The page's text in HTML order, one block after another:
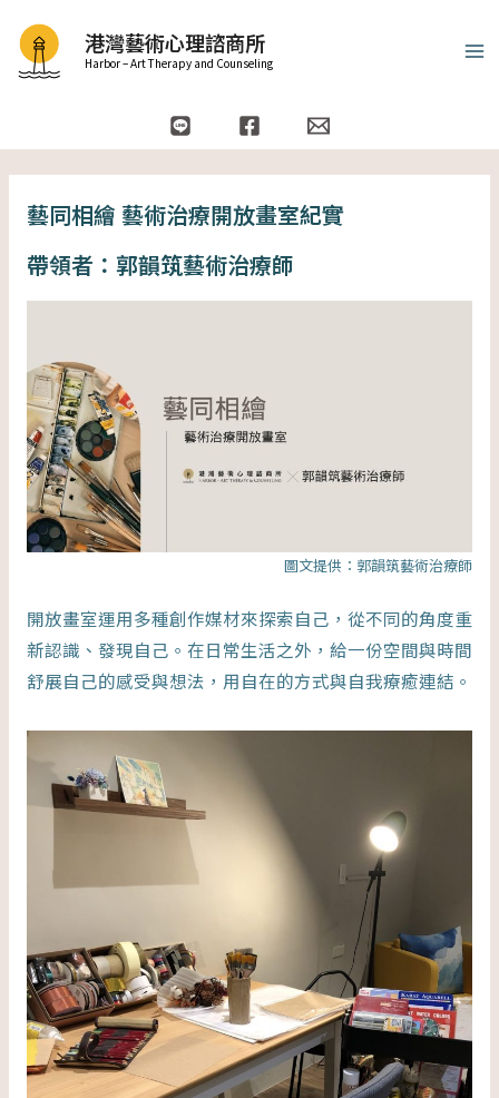
容
港灣藝術心理諮商所
Harbor – Art Therapy and Counseling
藝同相繪 藝術治療開放畫室紀實
帶領者：郭韻筑藝術治療師
圖文提供：郭韻筑藝術治療師
開放畫室運用多種創作媒材來探索自己，從不同的角度重
新認識、發現自己。在日常生活之外，給一份空間與時間
舒展自己的感受與想法，用自在的方式與自我療癒連結。